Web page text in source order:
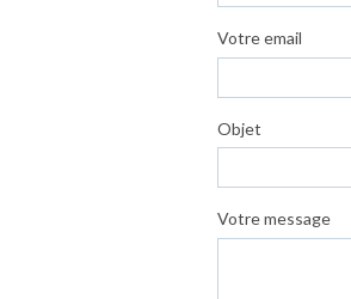
Votre email
Objet
Votre message